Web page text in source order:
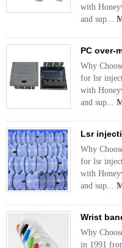
with
and sup...
PC over-
Why
for lsr
with
and sup...
Lsr
Why
for lsr
with
and sup...
Wrist
Why
in 1991